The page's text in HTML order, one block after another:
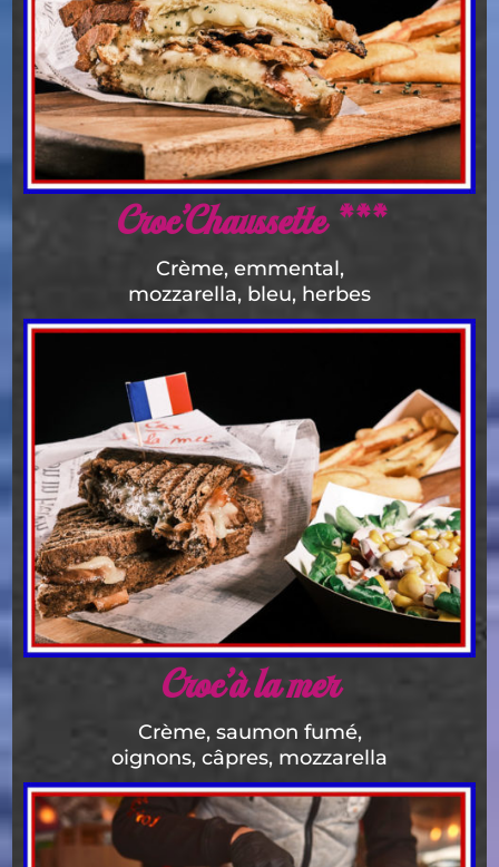
Croc’Chaussette ***
Crème, emmental,
mozzarella, bleu, herbes
Croc’à la mer
Crème, saumon fumé,
oignons, câpres, mozzarella